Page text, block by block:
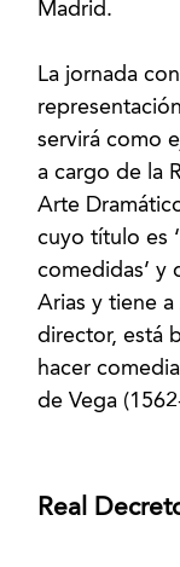
Madrid.
La jornada
servirá como
a cargo de la
Arte
cuyo título es
comedidas’ y
Arias y tiene
director, está
hacer
Real